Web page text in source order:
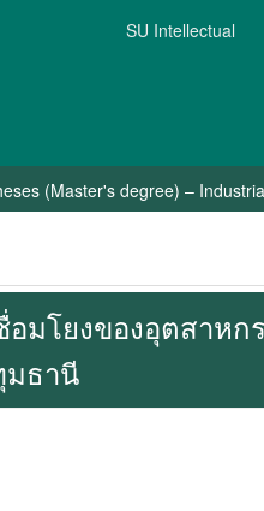
SU Intellectual
(Master's degree) –
อมโยงของอุตสาห
ธานี